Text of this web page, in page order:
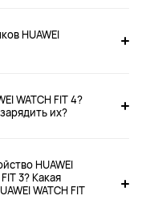
HUAWEI
WATCH FIT 4?
их?
HUAWEI
3? Какая
WATCH FIT